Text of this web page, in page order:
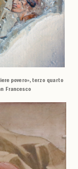
povero», terzo quarto
Francesco